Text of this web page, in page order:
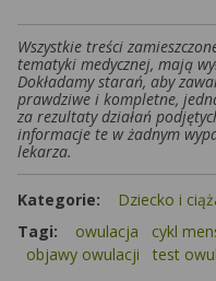
Wszystkie treści
tematyki medycznej, mają
Dokładamy starań, aby
prawdziwe i kompletne,
za rezultaty działań
informacje te w żadnym
lekarza.
Kategorie:
Dziecko i
Tagi:
owulacja cykl
objawy owulacji
test